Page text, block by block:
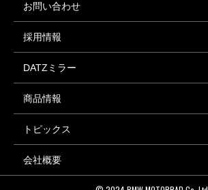
お問い合わせ
採用情報
DATZミラー
商品情報
トピックス
会社概要